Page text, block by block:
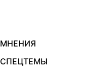
МНЕНИЯ
СПЕЦТЕМЫ